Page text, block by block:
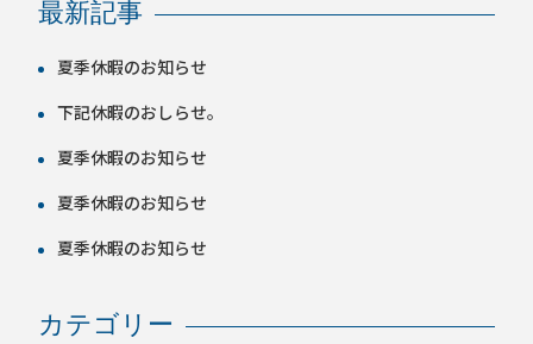
最新記事
夏季休暇のお知らせ
下記休暇のおしらせ。
夏季休暇のお知らせ
夏季休暇のお知らせ
夏季休暇のお知らせ
カテゴリー